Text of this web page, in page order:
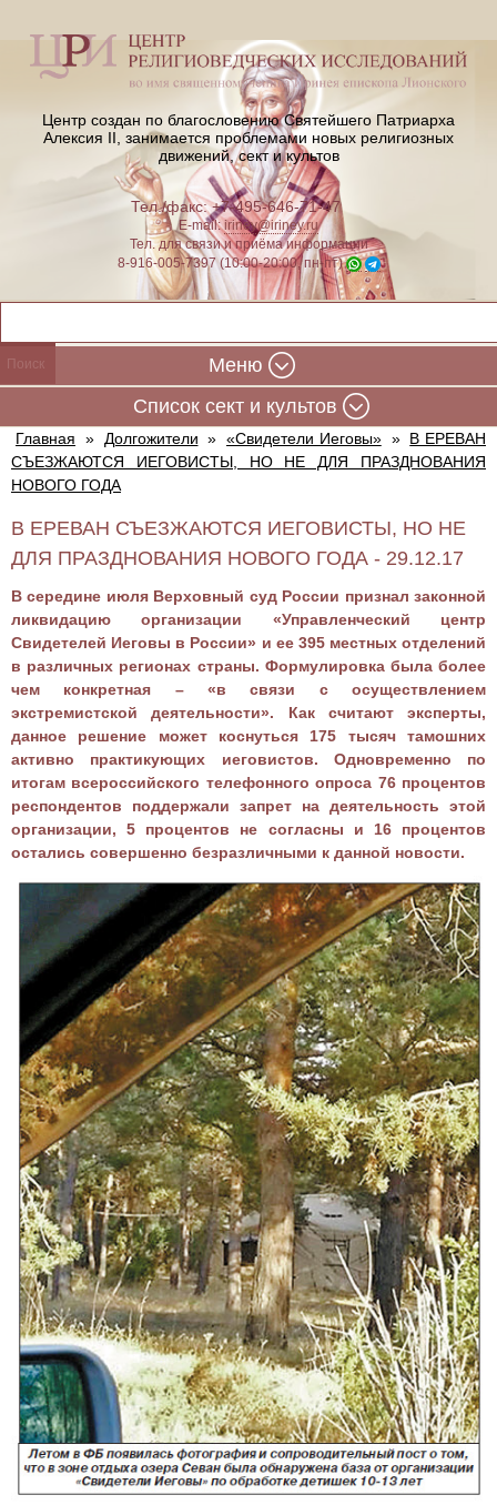
Центр создан по благословению Святейшего Патриарха
Алексия II, занимается проблемами новых религиозных
движений, сект и культов
Тел./факс: +7-495-646-71-47
E-mail:iriney@iriney.ru
Тел. для связи и приёма информации
8-916-005-7397 (10:00-20:00, пн-пт)
Меню
Cписок сект и культов
Главная » Долгожители » «Свидетели Иеговы» » В ЕРЕВАН
СЪЕЗЖАЮТСЯ ИЕГОВИСТЫ, НО НЕ ДЛЯ ПРАЗДНОВАНИЯ
НОВОГО ГОДА
В ЕРЕВАН СЪЕЗЖАЮТСЯ ИЕГОВИСТЫ, НО НЕ
ДЛЯ ПРАЗДНОВАНИЯ НОВОГО ГОДА - 29.12.17
В середине июля Верховный суд России признал законной
ликвидацию организации «Управленческий центр
Свидетелей Иеговы в России» и ее 395 местных отделений
в различных регионах страны. Формулировка была более
чем конкретная – «в связи с осуществлением
экстремистской деятельности». Как считают эксперты,
данное решение может коснуться 175 тысяч тамошних
активно практикующих иеговистов. Одновременно по
итогам всероссийского телефонного опроса 76 процентов
респондентов поддержали запрет на деятельность этой
организации, 5 процентов не согласны и 16 процентов
остались совершенно безразличными к данной новости.